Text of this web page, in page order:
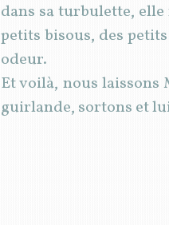
dans sa turbulette,
petits bisous, des
odeur.
Et voilà, nous laissons
guirlande, sortons et